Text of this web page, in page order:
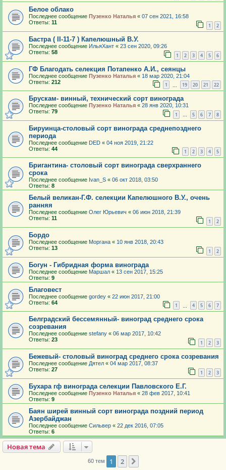
Белое облако
Последнее сообщение Пузенко Наталья « 07 сен 2021, 16:58
Ответы: 11 1 2
Бастра ( II-11-7 ) Капелюшный В.У.
Последнее сообщение ИльяХант « 23 сен 2020, 09:26
Ответы: 58 1 2 3 4 5 6
ГФ Благодать селекция Потапенко А.И., сеянцы
Последнее сообщение Пузенко Наталья « 18 мар 2020, 21:04
Ответы: 212 1 19 20 21 22
Брускам- винный, технический сорт винограда
Последнее сообщение Пузенко Наталья « 28 янв 2020, 10:31
Ответы: 79 1 … 5 6 7 8
Бируинца-столовый сорт винограда среднепозднего
периода
Последнее сообщение DED « 04 ноя 2019, 21:22
Ответы: 44 1 2 3 4 5
Бригантина- столовый сорт винограда сверхраннего
срока
Последнее сообщение Ivan_S « 06 окт 2018, 03:50
Ответы: 8
Белый великан-Г.Ф. селекции Капелюшного В.У., очень
ранняя
Последнее сообщение Олег Юрьевич « 06 июн 2018, 21:39
Ответы: 11 1 2
Бордо
Последнее сообщение Моргана « 10 янв 2018, 20:43
Ответы: 13 1 2
Богун - Гибридная форма винограда
Последнее сообщение Маршал « 13 сен 2017, 15:25
Ответы: 9
Благовест
Последнее сообщение gordey « 22 июн 2017, 21:00
Ответы: 64 1 4 5 6 7
Белградский бессемянный- виноград среднего срока
созревания
Последнее сообщение stefany « 06 мар 2017, 10:42
Ответы: 23 1 2 3
Бежевый- столовый виноград среднего срока созревания
Последнее сообщение Дятел « 04 мар 2017, 08:37
Ответы: 27 1 2 3
Бухара гф винограда селекции Павловского Е.Г.
Последнее сообщение Пузенко Наталья « 28 фев 2017, 10:41
Ответы: 9
Баян ширей винный сорт винограда поздний период
Азербайджан
Последнее сообщение Сильвер « 22 дек 2016, 07:05
Ответы: 6
Новая тема
60 тем 1 2